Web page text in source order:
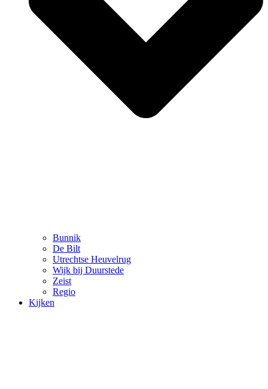
Bunnik
De Bilt
Utrechtse Heuvelrug
Wijk bij Duurstede
Zeist
Regio
Kijken